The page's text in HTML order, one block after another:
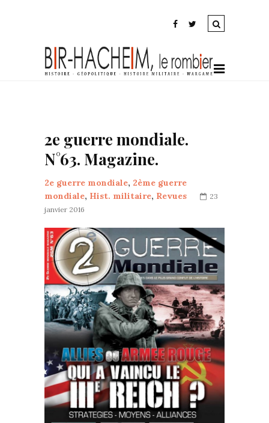
2e guerre mondiale.
N°63. Magazine.
2e guerre mondiale, 2ème guerre
mondiale, Hist. militaire, Revues
23
janvier 2016